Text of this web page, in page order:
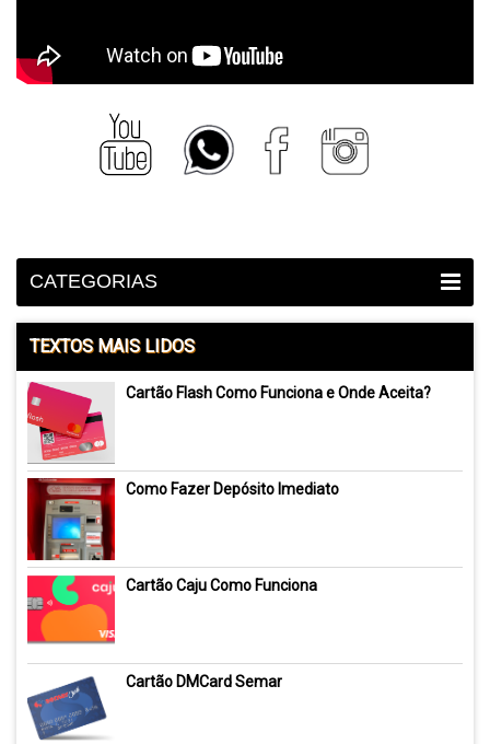
CATEGORIAS
TEXTOS MAIS LIDOS
Cartão Flash Como Funciona e Onde Aceita?
Como Fazer Depósito Imediato
Cartão Caju Como Funciona
Cartão DMCard Semar